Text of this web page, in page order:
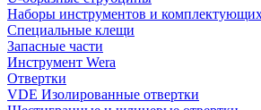
Наборы инструментов и
Специальные клещи
Запасные части
Инструмент Wera
Отвертки
VDE Изолированные отвертки